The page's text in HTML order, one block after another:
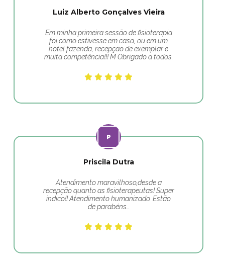
Luiz Alberto Gonçalves Vieira
Em minha primeira sessão de fisioterapia
foi como estivesse em casa, ou em um
hotel fazenda, recepção de exemplar e
muita competência!!! M Obrigado a todos.
Priscila Dutra
Atendimento maravilhoso,desde a
recepção quanto as fisioterapeutas! Super
indico!! Atendimento humanizado. Estão
de parabéns…